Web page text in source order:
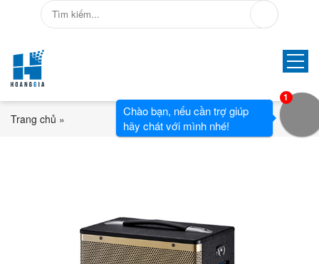
Trang chủ »
Chào bạn, nếu cần trợ giúp
hãy chát với mình nhé!
1